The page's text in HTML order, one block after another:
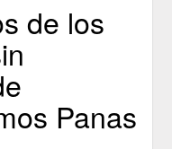
de los
Panas